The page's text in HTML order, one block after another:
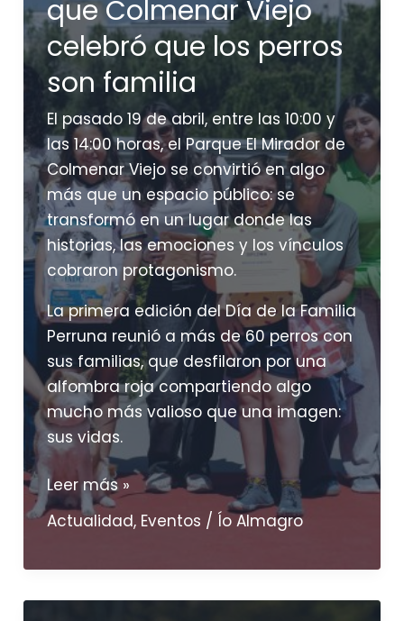
que Colmenar Viejo
celebró que los perros
son familia
El pasado 19 de abril, entre las 10:00 y
las 14:00 horas, el Parque El Mirador de
Colmenar Viejo se convirtió en algo
más que un espacio público: se
transformó en un lugar donde las
historias, las emociones y los vínculos
cobraron protagonismo.
La primera edición del Día de la Familia
Perruna reunió a más de 60 perros con
sus familias, que desfilaron por una
alfombra roja compartiendo algo
mucho más valioso que una imagen:
sus vidas.
19
de
Leer más »
Actualidad, Eventos / Ío Almagro